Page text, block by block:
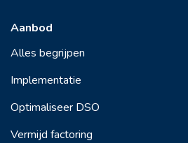
Aanbod
Alles begrijpen
Implementatie
Optimaliseer DSO
Vermijd factoring